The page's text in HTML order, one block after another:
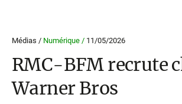
Médias / Numérique / 11/05/2026
RMC-BFM recrute
Warner Bros